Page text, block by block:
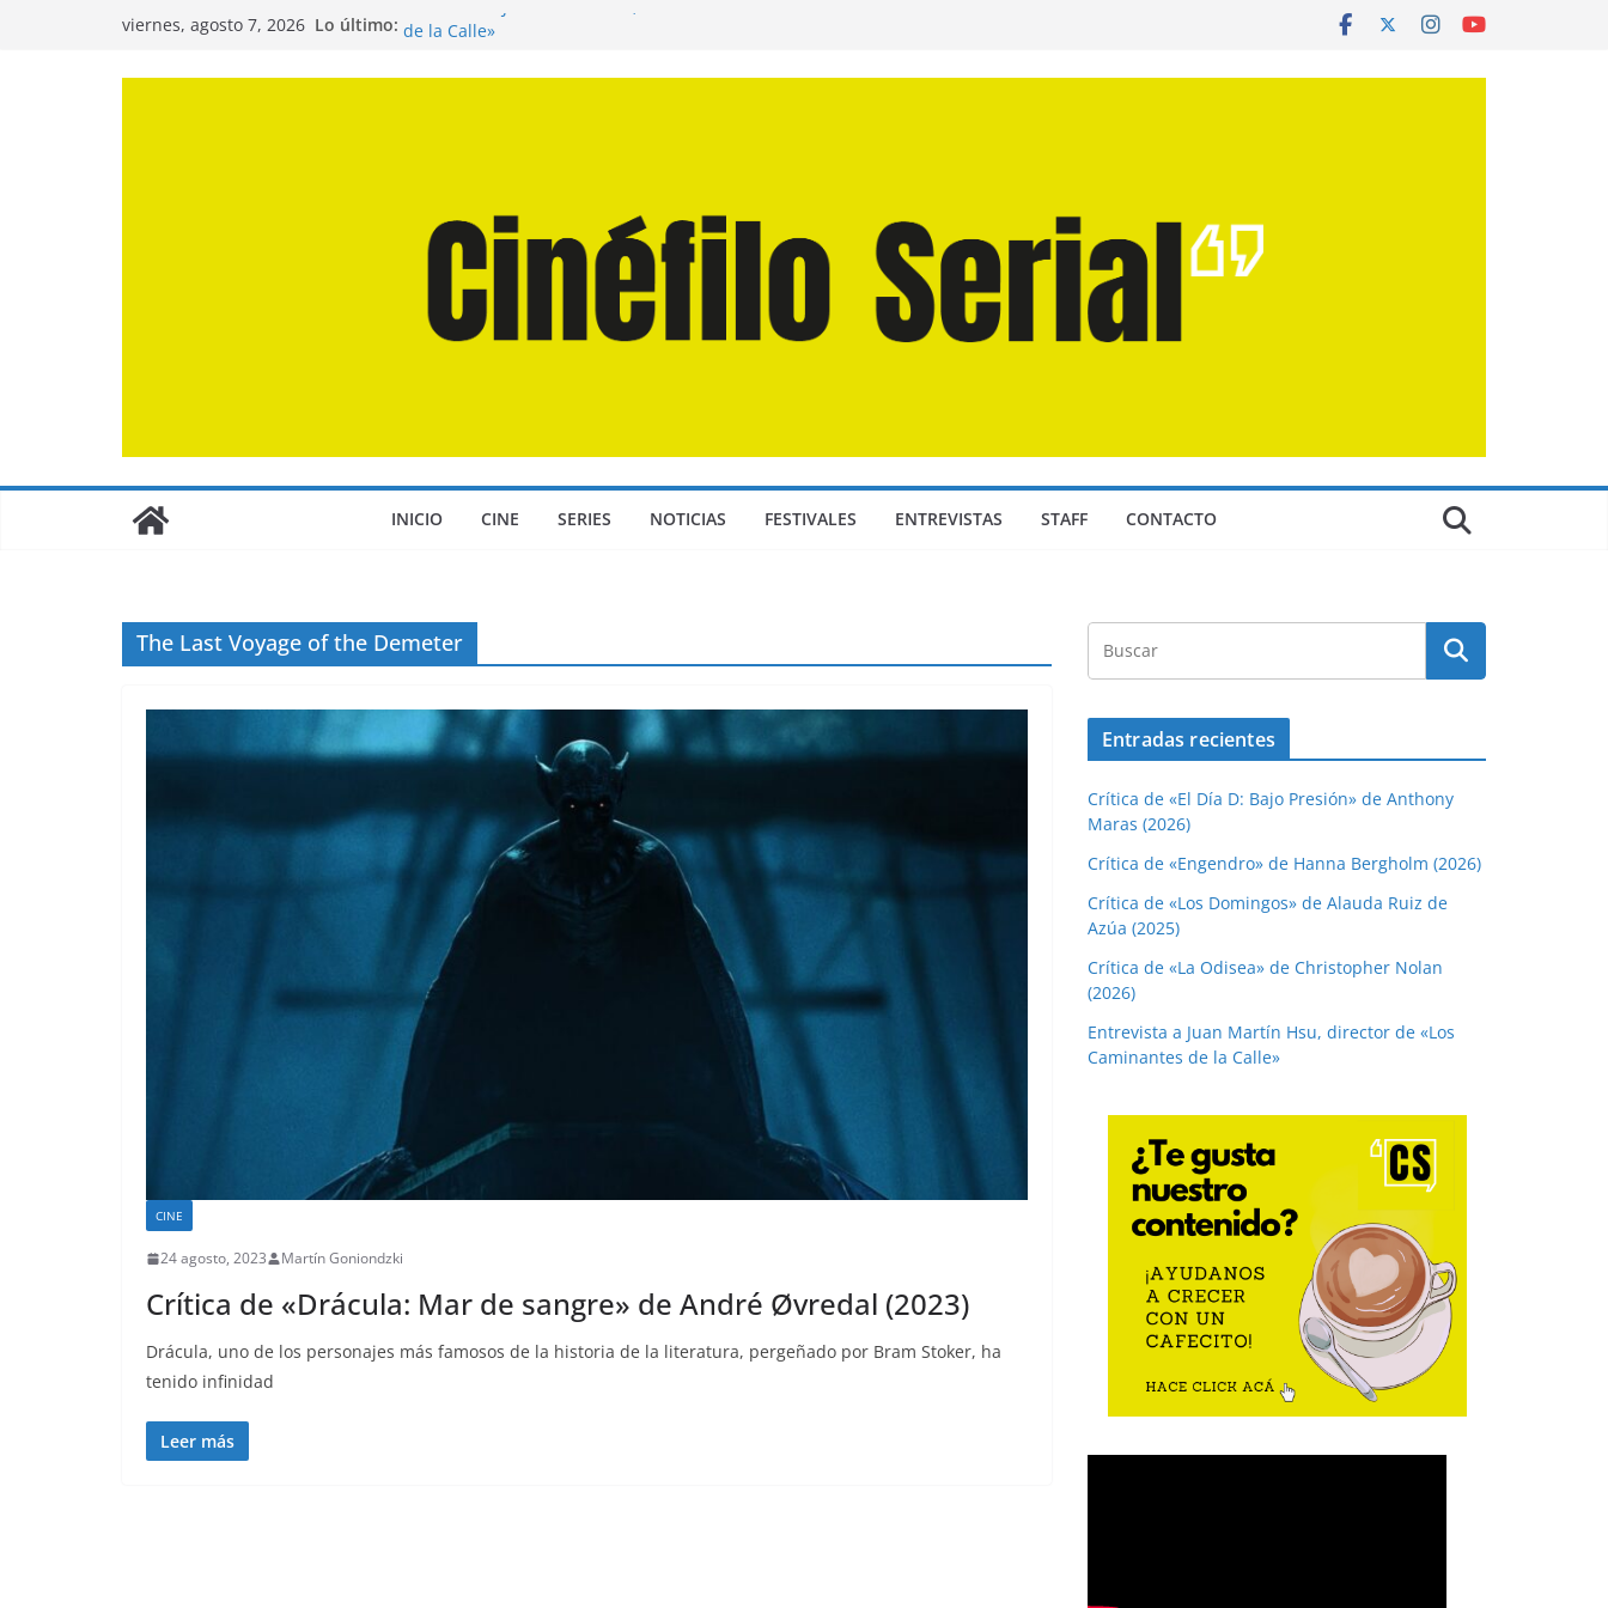
viernes, agosto 7, 2026 Lo último: Entrevista a Juan Martín Hsu, director de «Los Caminantes
de la Calle»
INICIO CINE SERIES NOTICIAS FESTIVALES ENTREVISTAS STAFF CONTACTO
The Last Voyage of the Demeter
CINE
24 agosto, 2023 Martín Goniondzki
Crítica de «Drácula: Mar de sangre» de André Øvredal (2023)
Drácula, uno de los personajes más famosos de la historia de la literatura, pergeñado por Bram Stoker, ha
tenido infinidad
Leer más
Entradas recientes
Crítica de «El Día D: Bajo Presión» de Anthony
Maras (2026)
Crítica de «Engendro» de Hanna Bergholm (2026)
Crítica de «Los Domingos» de Alauda Ruiz de
Azúa (2025)
Crítica de «La Odisea» de Christopher Nolan
(2026)
Entrevista a Juan Martín Hsu, director de «Los
Caminantes de la Calle»